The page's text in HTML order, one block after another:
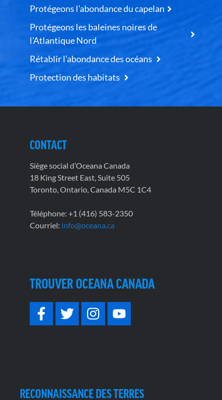
Protégeons l’abondance du capelan
Protégeons les baleines noires de
l’Atlantique Nord
Rétablir l’abondance des océans
Protection des habitats
CONTACT
Siège social d’Oceana Canada
18 King Street East, Suite 505
Toronto, Ontario, Canada M5C 1C4
Téléphone: +1 (416) 583-2350
Courriel: info@oceana.ca
TROUVER OCEANA CANADA
RECONNAISSANCE DES TERRES